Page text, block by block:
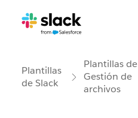
Plantillas
de Slack
Plantillas de
Gestión de
archivos